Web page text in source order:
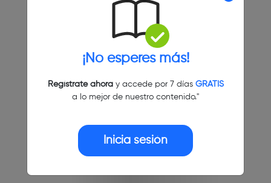
¡No esperes más!
Regístrate ahoray accede por 7 días GRATIS
a lo mejor de nuestro contenido."
Inicia sesión